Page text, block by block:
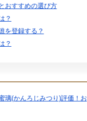
おすすめの選び方
？
を登録する？
？
璃(かんろじみつり)評価！お